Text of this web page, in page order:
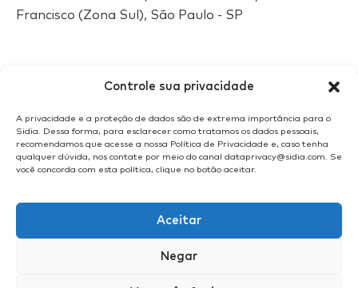
Controle sua privacidade
A privacidade e a proteção de dados são de extrema importância para o
Sidia. Dessa forma, para esclarecer como tratamos os dados pessoais,
recomendamos que acesse a nossa Política de Privacidade e, caso tenha
qualquer dúvida, nos contate por meio do canal dataprivacy@sidia.com. Se
você concorda com esta política, clique no botão aceitar.
Aceitar
Negar
Francisco (Zona Sul), São Paulo - SP